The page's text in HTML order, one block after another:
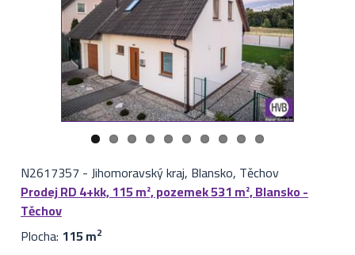
N2617357 -Jihomoravský kraj, Blansko, Těchov
Prodej RD 4+kk, 115 m², pozemek 531 m², Blansko -
Těchov
Plocha: 115 m2